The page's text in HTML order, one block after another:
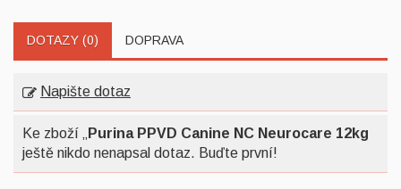
DOTAZY (0) DOPRAVA
Napište dotaz
Ke zboží „
Purina PPVD Canine NC Neurocare 12kg
ještě nikdo nenapsal dotaz. Buďte první!